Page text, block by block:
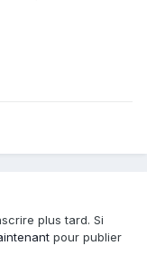
plus tard. Si
pour publier